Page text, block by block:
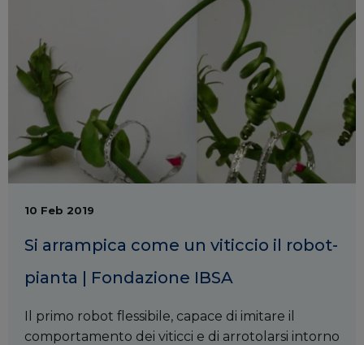
10 Feb 2019
Si arrampica come un viticcio il robot-
pianta | Fondazione IBSA
Il primo robot flessibile, capace di imitare il
comportamento dei viticci e di arrotolarsi intorno